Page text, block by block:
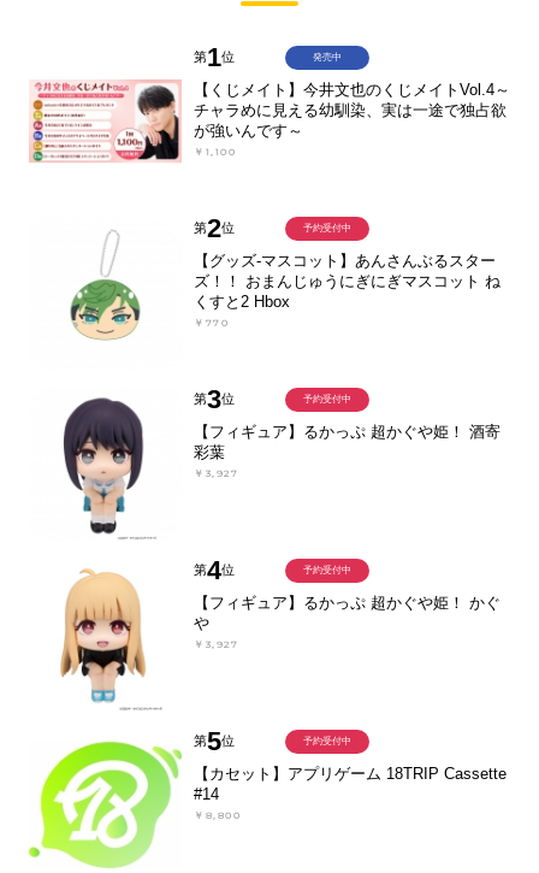
第1位
【くじメイト】今井文也のくじメイトVol.4～
チャラめに見える幼馴染、実は一途で独占欲
が強いんです～
￥1,100
発売中
第2位
【グッズ-マスコット】あんさんぶるスター
ズ！！ おまんじゅうにぎにぎマスコット ね
くすと2 Hbox
￥770
予約受付中
第3位
【フィギュア】るかっぷ 超かぐや姫！ 酒寄
彩葉
￥3,927
予約受付中
第4位
【フィギュア】るかっぷ 超かぐや姫！ かぐ
や
￥3,927
予約受付中
第5位
【カセット】アプリゲーム 18TRIP Cassette
#14
￥8,800
予約受付中